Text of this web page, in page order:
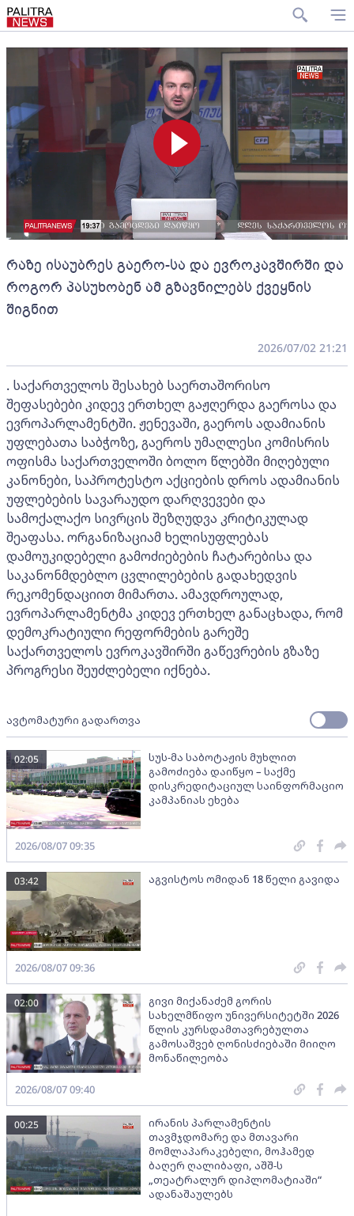
რაზე ისაუბრეს გაერო-სა და ევროკავშირში და
როგორ პასუხობენ ამ გზავნილებს ქვეყნის
შიგნით
2026/07/02 21:21
. საქართველოს შესახებ საერთაშორისო
შეფასებები კიდევ ერთხელ გაჟღერდა გაეროსა და
ევროპარლამენტში. ჟენევაში, გაეროს ადამიანის
უფლებათა საბჭოზე, გაეროს უმაღლესი კომისრის
ოფისმა საქართველოში ბოლო წლებში მიღებული
კანონები, საპროტესტო აქციების დროს ადამიანის
უფლებების სავარაუდო დარღვევები და
სამოქალაქო სივრცის შეზღუდვა კრიტიკულად
შეაფასა. ორგანიზაციამ ხელისუფლებას
დამოუკიდებელი გამოძიებების ჩატარებისა და
საკანონმდებლო ცვლილებების გადახედვის
რეკომენდაციით მიმართა. ამავდროულად,
ევროპარლამენტმა კიდევ ერთხელ განაცხადა, რომ
დემოკრატიული რეფორმების გარეშე
საქართველოს ევროკავშირში გაწევრების გზაზე
პროგრესი შეუძლებელი იქნება.
ავტომატური გადართვა
სუს-მა საბოტაჟის მუხლით
გამოძიება დაიწყო – საქმე
დისკრედიტაციულ საინფორმაციო
კამპანიას ეხება
02:05
2026/08/07 09:35
აგვისტოს ომიდან 18 წელი გავიდა
03:42
2026/08/07 09:36
გივი მიქანაძემ გორის
სახელმწიფო უნივერსიტეტში 2026
წლის კურსდამთავრებულთა
გამოსაშვებ ღონისძიებაში მიიღო
მონაწილეობა
02:00
2026/08/07 09:40
ირანის პარლამენტის
თავმჯდომარე და მთავარი
მომლაპარაკებელი, მოჰამედ
ბაღერ ღალიბაფი, აშშ-ს
„თეატრალურ დიპლომატიაში“
ადანაშაულებს
00:25